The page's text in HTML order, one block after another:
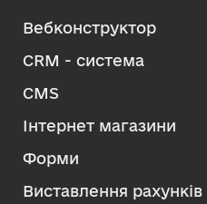
Вебконструктор
CRM - система
CMS
Інтернет магазини
Форми
Виставлення рахунків